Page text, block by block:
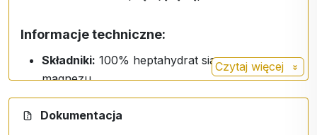
Informacje techniczne:
Składniki: 100% heptahydrat siarczanu
magnezu.
Waga:500 g.
Przechowywanie
Czytaj więcej
Dokumentacja